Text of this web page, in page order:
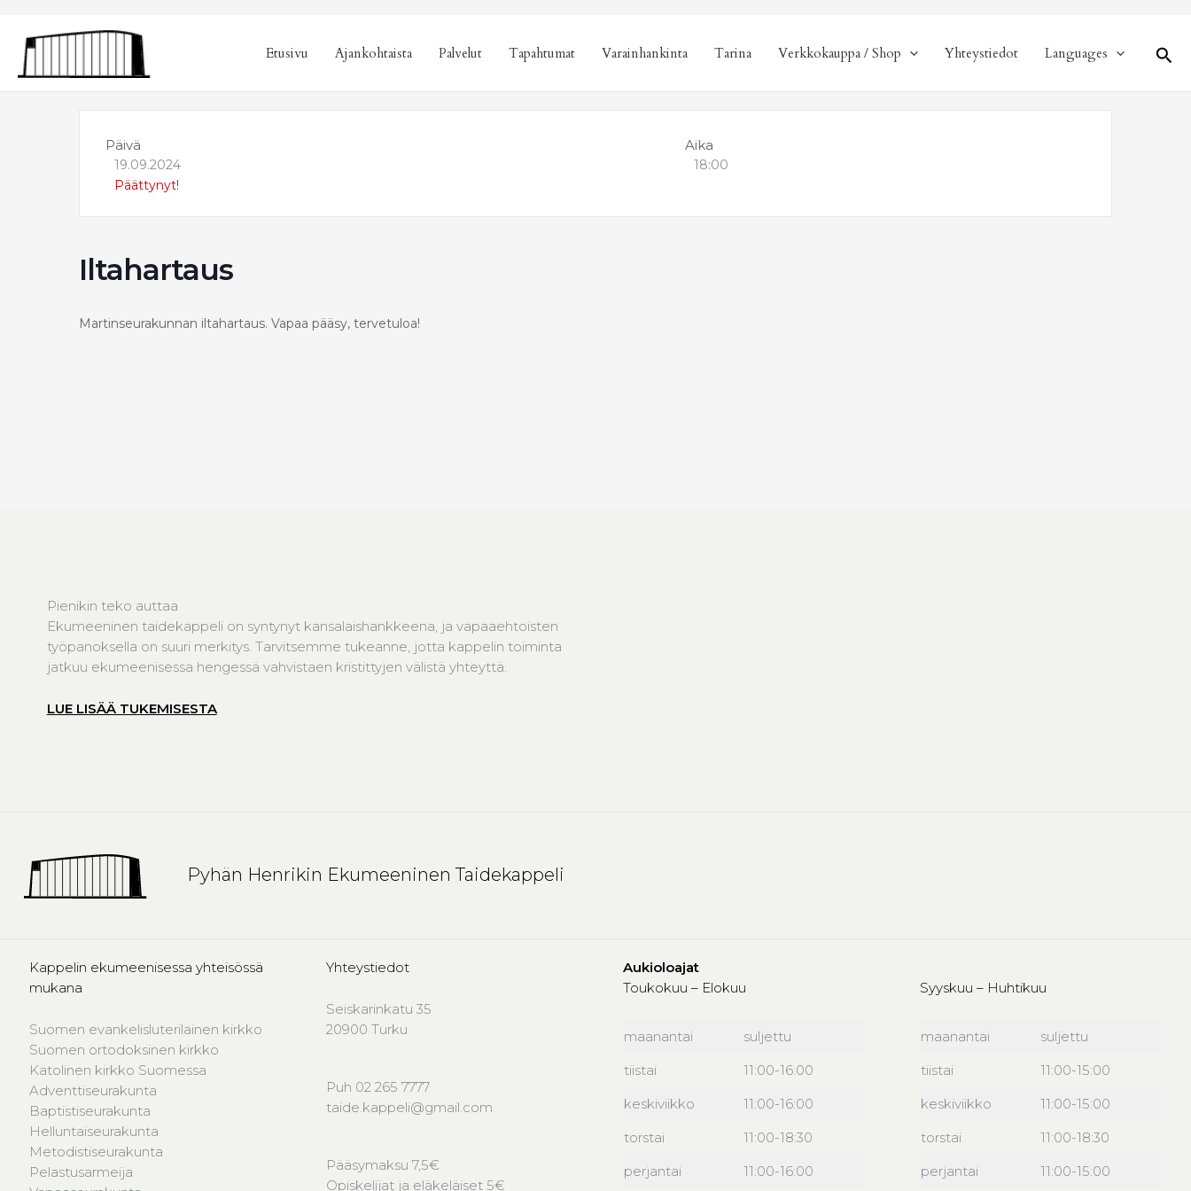
Etusivu Ajankohtaista Palvelut Tapahtumat Varainhankinta Tarina Verkkokauppa / Shop Yhteystiedot Languages Hae
Päivä
19.09.2024
Päättynyt!
Aika
18:00
Iltahartaus
Martinseurakunnan iltahartaus. Vapaa pääsy, tervetuloa!
Pienikin teko auttaa
Ekumeeninen taidekappeli on syntynyt kansalaishankkeena, ja vapaaehtoisten
työpanoksella on suuri merkitys. Tarvitsemme tukeanne, jotta kappelin toiminta
jatkuu ekumeenisessa hengessä vahvistaen kristittyjen välistä yhteyttä.
LUE LISÄÄ TUKEMISESTA
Pyhän Henrikin Ekumeeninen Taidekappeli
Kappelin ekumeenisessa yhteisössä
mukana
Suomen evankelisluterilainen kirkko
Suomen ortodoksinen kirkko
Katolinen kirkko Suomessa
Adventtiseurakunta
Baptistiseurakunta
Helluntaiseurakunta
Metodistiseurakunta
Pelastusarmeija
Yhteystiedot
Seiskarinkatu 35
20900 Turku
Puh 02 265 7777
taide.kappeli@gmail.com
Pääsymaksu 7,5€
Opiskelijat ja eläkeläiset 5€
Aukioloajat
Toukokuu – Elokuu
maanantai
suljettu
tiistai
11:00-16:00
keskiviikko
11:00-16:00
torstai
11:00-18:30
perjantai
11:00-16:00
Syyskuu – Huhtikuu
maanantai
suljettu
tiistai
11:00-15:00
keskiviikko
11:00-15:00
torstai
11:00-18:30
perjantai
11:00-15:00